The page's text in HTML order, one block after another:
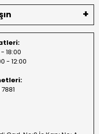
18:00
- 12:00